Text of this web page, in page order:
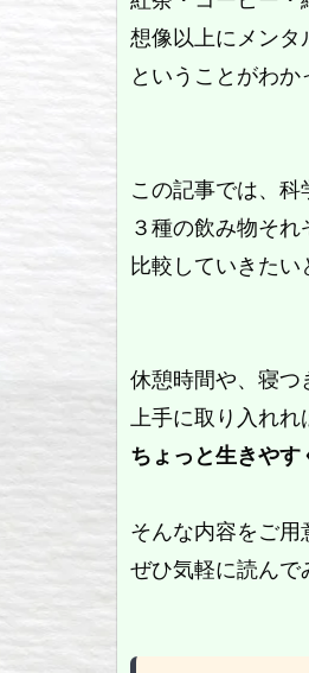
想像以上にメンタ
ということがわか
この記事では、科
３種の飲み物それ
比較していきたい
休憩時間や、寝つ
上手に取り入れれ
ちょっと生きや
そんな内容をご用
ぜひ気軽に読んで